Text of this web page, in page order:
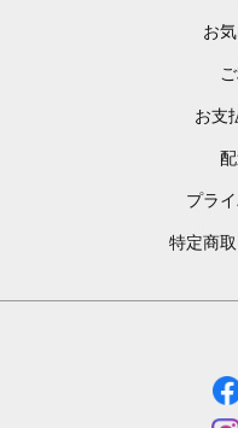
お
お支
プラ
特定商